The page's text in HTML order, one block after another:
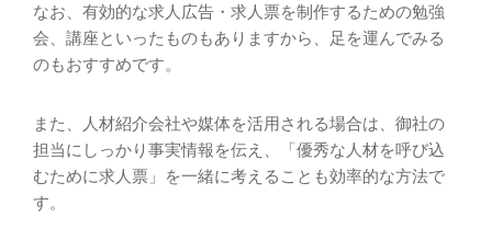
なお、有効的な求人広告・求人票を制作するための勉強
会、講座といったものもありますから、足を運んでみる
のもおすすめです。
また、人材紹介会社や媒体を活用される場合は、御社の
担当にしっかり事実情報を伝え、「優秀な人材を呼び込
むために求人票」を一緒に考えることも効率的な方法で
す。